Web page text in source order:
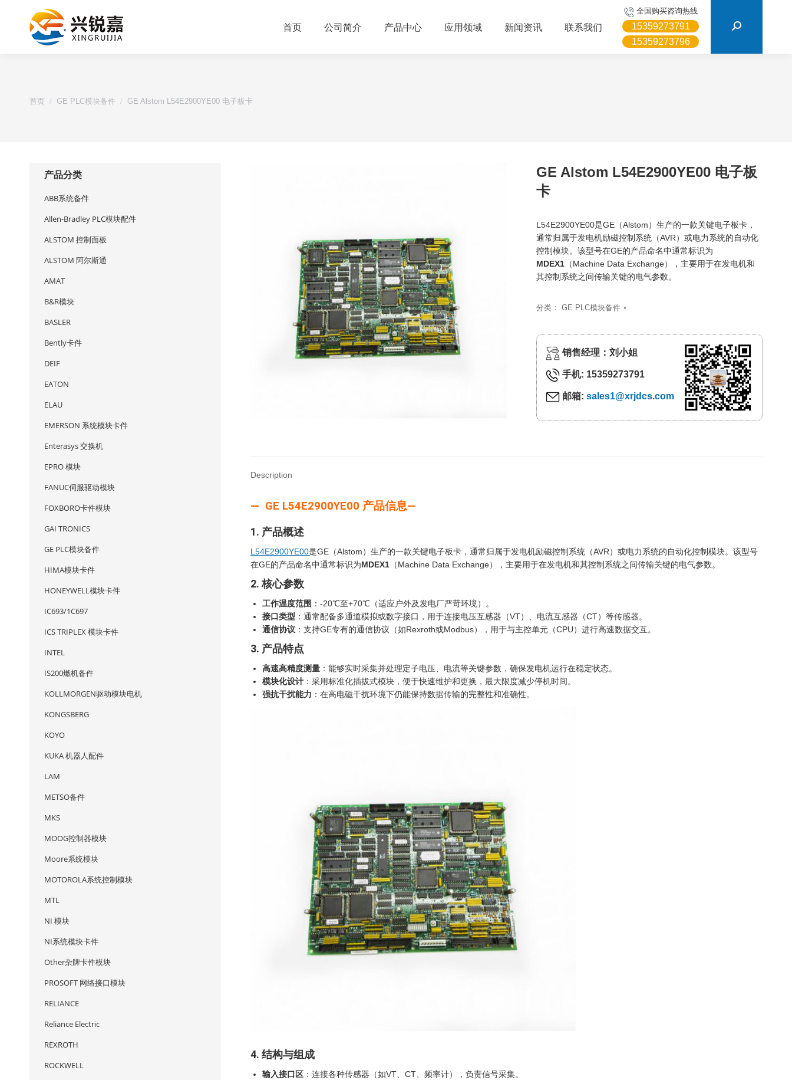
首页 公司简介 产品中心 应用领域 新闻资讯 联系我们
全国购买咨询热线
15359273791
15359273796
首页 GE PLC模块备件 GE Alstom L54E2900YE00 电子板卡
GE Alstom L54E2900YE00 电子板
卡
L54E2900YE00是GE（Alstom）生产的一款关键电子板卡，
通常归属于发电机励磁控制系统（AVR）或电力系统的自动化
控制模块。该型号在GE的产品命名中通常标识为
MDEX1（Machine Data Exchange），主要用于在发电机和
其控制系统之间传输关键的电气参数。
分类： GE PLC模块备件
销售经理：刘小姐
手机: 15359273791
邮箱: sales1@xrjdcs.com
Description
— GE L54E2900YE00 产品信息—
1. 产品概述
L54E2900YE00是GE（Alstom）生产的一款关键电子板卡，通常归属于发电机励磁控制系统（AVR）或电力系统的自动化控制模块。该型号
在GE的产品命名中通常标识为MDEX1 （Machine Data Exchange），主要用于在发电机和其控制系统之间传输关键的电气参数。
2. 核心参数
工作温度范围 ：-20℃至+70℃（适应户外及发电厂严苛环境）。
接口类型 ：通常配备多通道模拟或数字接口，用于连接电压互感器（VT）、电流互感器（CT）等传感器。
通信协议 ：支持GE专有的通信协议（如Rexroth或Modbus），用于与主控单元（CPU）进行高速数据交互。
3. 产品特点
高速高精度测量 ：能够实时采集并处理定子电压、电流等关键参数，确保发电机运行在稳定状态。
模块化设计 ：采用标准化插拔式模块，便于快速维护和更换，最大限度减少停机时间。
强抗干扰能力 ：在高电磁干扰环境下仍能保持数据传输的完整性和准确性。
4. 结构与组成
输入接口区 ：连接各种传感器（如VT、CT、频率计），负责信号采集。
产品分类
ABB系统备件
Allen-Bradley PLC模块配件
ALSTOM 控制面板
ALSTOM 阿尔斯通
AMAT
B&R模块
BASLER
Bently卡件
DEIF
EATON
ELAU
EMERSON 系统模块卡件
Enterasys 交换机
EPRO 模块
FANUC伺服驱动模块
FOXBORO卡件模块
GAI TRONICS
GE PLC模块备件
HIMA模块卡件
HONEYWELL模块卡件
IC693/1C697
ICS TRIPLEX 模块卡件
INTEL
IS200燃机备件
KOLLMORGEN驱动模块电机
KONGSBERG
KOYO
KUKA 机器人配件
LAM
METSO备件
MKS
MOOG控制器模块
Moore系统模块
MOTOROLA系统控制模块
MTL
NI 模块
NI系统模块卡件
Other杂牌卡件模块
PROSOFT 网络接口模块
RELIANCE
Reliance Electric
REXROTH
ROCKWELL